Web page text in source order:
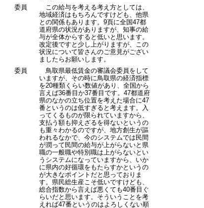
委員
この給与を考える考え方としては、
地域経済はもちろんですけども、他県
との関係もあります。9頁に全国47都
道府県の状況がありますが、知事の給
与が全体からすると低いと思います。
改定後ですと少し上がりますが、この
状況について皆さんのご意見がござい
ましたらお願いします。
委員
鳥取県最低賃金の審議会委員をして
いますが、その時に鳥取県の経済指標
を20種類くらい数値があり、全国から
言えば36番目か37番目です。47都道府
県のなかの立ち位置を考えた場合に47
番というのは低すぎると考えます。入
ってくるものが限られていますから、
支払う額も抑えざるを得ないというの
も重々わかるのですが、地方創生が謳
われるなかで、今のシステムでは民間
が潤って民間の給与が上がらないと県
職の一般職や特別職は上がらないとい
うシステムになっていますから、いか
に県内の好循環をもたらすかというの
が大きなポイントだと思っておりま
す。県民総生産こそ低いですけども、
総合指数から言えば悪くても40番目ぐ
らいだと思います。そういうことを考
えれば47番というのはよろしくない順